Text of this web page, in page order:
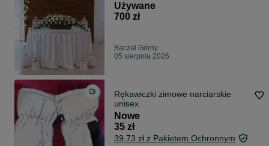
Używane
700 zł
Bączal Górny
05 sierpnia 2026
Rękawiczki zimowe narciarskie
unisex
Nowe
35 zł
39,73 zł z Pakietem Ochronnym